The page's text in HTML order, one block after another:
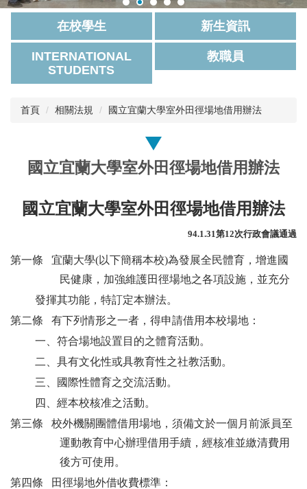
在校學生 新生資訊
INTERNATIONAL
STUDENTS
教職員
首頁 相關法規 國立宜蘭大學室外田徑場地借用辦法
國立宜蘭大學室外田徑場地借用辦法
國立宜蘭大學室外田徑場地借用辦法
94.1.31第12次行政會議通過
第一條 宜蘭大學(以下簡稱本校)為發展全民體育，增進國
民健康，加強維護田徑場地之各項設施，並充分
發揮其功能，特訂定本辦法。
第二條 有下列情形之一者，得申請借用本校場地：
一、符合場地設置目的之體育活動。
二、具有文化性或具教育性之社教活動。
三、國際性體育之交流活動。
四、經本校核准之活動。
第三條 校外機關團體借用場地，須備文於一個月前派員至
運動教育中心辦理借用手續，經核准並繳清費用
後方可使用。
第四條 田徑場地外借收費標準：